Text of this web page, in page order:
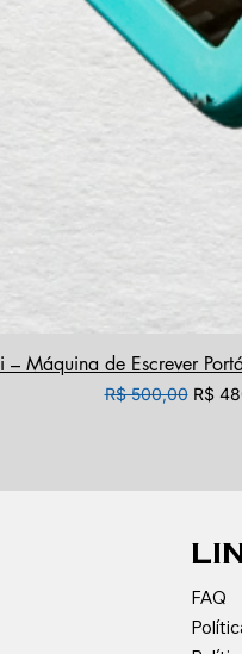
– Máquina de Escrever
Preço normal
R$ 500,00 Preço
R$
FAQ